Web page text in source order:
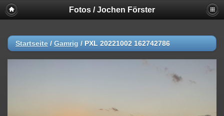
Fotos / Jochen Förster
Startseite / Gamrig / PXL 20221002 162742786